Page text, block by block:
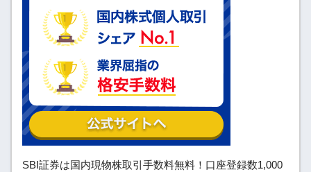
SBI証券は国内現物株取引手数料無料！口座登録数1,000